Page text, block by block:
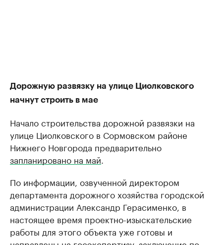
Дорожную развязку на улице Циолковского
начнут строить в мае
Начало строительства дорожной развязки на
улице Циолковского в Сормовском районе
Нижнего Новгорода предварительно
запланировано на май.
По информации, озвученной директором
департамента дорожного хозяйства городской
администрации Александр Герасименко, в
настоящее время проектно-изыскательские
работы для этого объекта уже готовы и